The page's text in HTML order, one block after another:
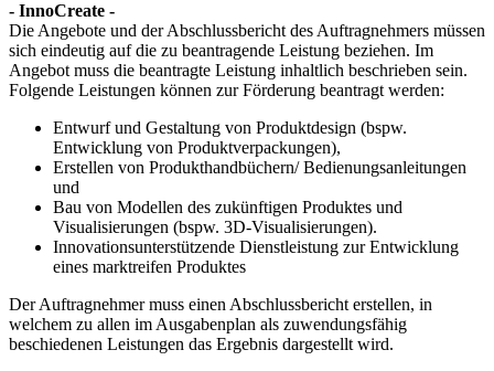
- InnoCreate -
Die Angebote und der Abschlussbericht des Auftragnehmers müssen
sich eindeutig auf die zu beantragende Leistung beziehen. Im
Angebot muss die beantragte Leistung inhaltlich beschrieben sein.
Folgende Leistungen können zur Förderung beantragt werden:
Entwurf und Gestaltung von Produktdesign (bspw.
Entwicklung von Produktverpackungen),
Erstellen von Produkthandbüchern/ Bedienungsanleitungen
und
Bau von Modellen des zukünftigen Produktes und
Visualisierungen (bspw. 3D-Visualisierungen).
Innovationsunterstützende Dienstleistung zur Entwicklung
eines marktreifen Produktes
Der Auftragnehmer muss einen Abschlussbericht erstellen, in
welchem zu allen im Ausgabenplan als zuwendungsfähig
beschiedenen Leistungen das Ergebnis dargestellt wird.